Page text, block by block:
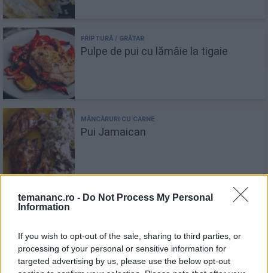
temananc.ro - Do Not Process My Personal
Information
If you wish to opt-out of the sale, sharing to third parties, or
processing of your personal or sensitive information for
targeted advertising by us, please use the below opt-out
Pulpe de pui cu lămâie la tigaie
Pui Jamaican
Recomandări
1 Placinta Cu Nuci Pecan